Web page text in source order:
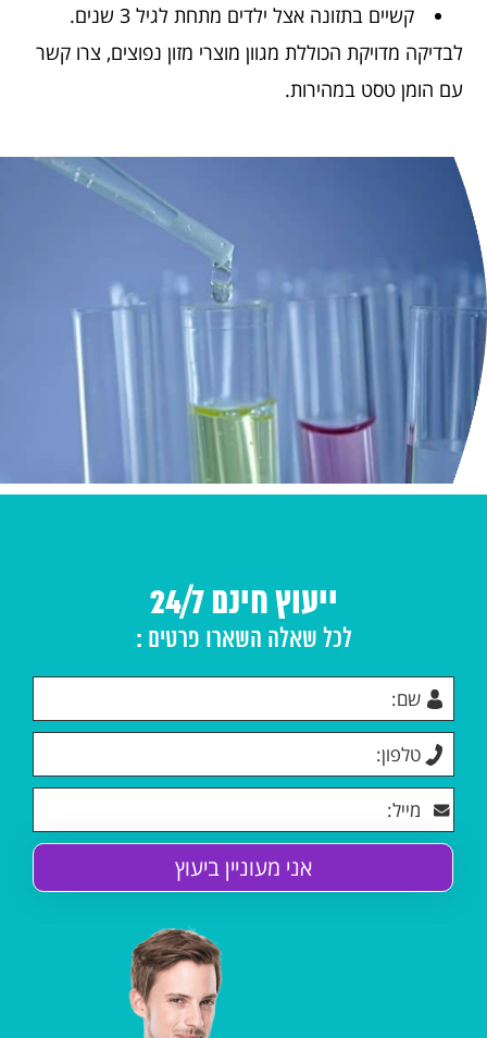
קשיים בתזונה אצל ילדים מתחת לגיל 3 שנים.
לבדיקה מדויקת הכוללת מגוון מוצרי מזון נפוצים, צרו קשר
עם הומן טסט במהירות.
ייעוץ חינם 24/7
לכל שאלה השארו פרטים :